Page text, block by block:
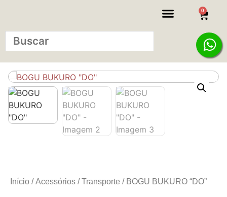
0
Início /Acessórios /Transporte / BOGU BUKURO “DO”